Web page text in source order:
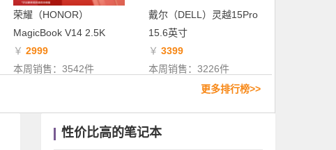
荣耀（HONOR）
MagicBook V14 2.5K
￥ 2999
本周销售：3542件
戴尔（DELL）灵越15Pro
15.6英寸
￥ 3399
本周销售：3226件
更多排行榜>>
性价比高的笔记本